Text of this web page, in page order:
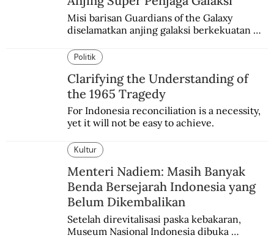
Misi barisan Guardians of the Galaxy
diselamatkan anjing galaksi berkekuatan
si martir antariksa Soviet.
Politik
Clarifying the Understanding of
the 1965 Tragedy
For Indonesia reconciliation is a necessity,
yet it will not be easy to achieve.
Kultur
Menteri Nadiem: Masih Banyak
Benda Bersejarah Indonesia yang
Belum Dikembalikan
Setelah direvitalisasi paska kebakaran,
Museum Nasional Indonesia dibuka